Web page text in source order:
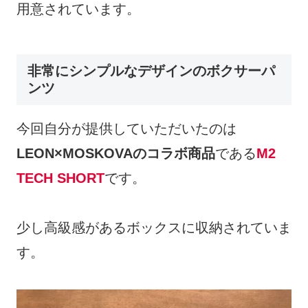
用意されています。
非常にシンプルなデザインのボクサーパ
ンツ
今回自分が提供していただいたのは
LEON×MOSKOVAのコラボ商品であるM2
TECH SHORTです。
少し高級感があるボックスに収納されていま
す。